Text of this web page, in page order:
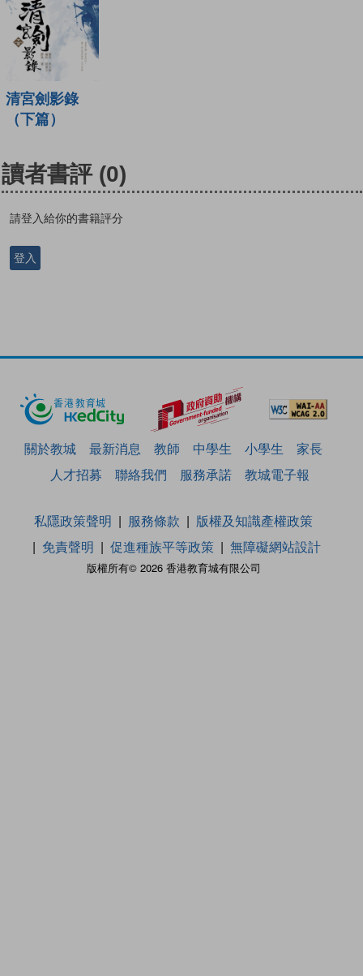
清宮劍影錄
（下篇）
讀者書評 (0)
請登入給你的書籍評分
登入
關於教城 最新消息 教師 中學生 小學生
家長
人才招募
聯絡我們 服務承諾 教城電子報
版權所有© 2026 香港教育城有限公司
私隱政策聲明 服務條款
版權及知識產權政策
免責聲明
促進種族平等政策 無障礙網站設計